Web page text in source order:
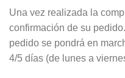
Una vez realizada la
confirmación de su
pedido se pondrá en
4/5 días (de lunes a